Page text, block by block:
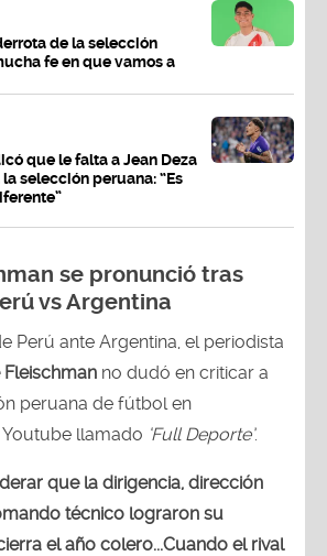
de la selección
fe en que vamos a
que le falta a Jean Deza
selección peruana: “Es
se pronunció tras
vs Argentina
Perú ante Argentina, el periodista
Fleischman no dudó en criticar a
peruana de fútbol en
llamado ‘Full Deporte’.
que la dirigencia, dirección
técnico lograron su
el año colero...Cuando el rival